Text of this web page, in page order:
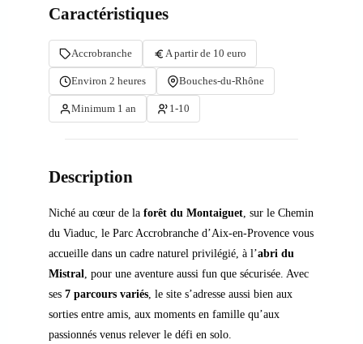
Caractéristiques
Accrobranche A partir de 10 euro
Environ 2 heures Bouches-du-Rhône
Minimum 1 an 1-10
Description
Niché au cœur de la forêt du Montaiguet, sur le Chemin
du Viaduc, le Parc Accrobranche d’Aix-en-Provence vous
accueille dans un cadre naturel privilégié, à l’abri du
Mistral, pour une aventure aussi fun que sécurisée. Avec
ses 7 parcours variés, le site s’adresse aussi bien aux
sorties entre amis, aux moments en famille qu’aux
passionnés venus relever le défi en solo.